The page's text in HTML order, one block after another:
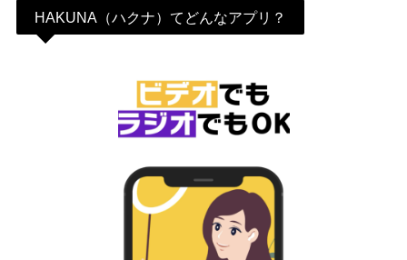
HAKUNA（ハクナ）てどんなアプリ？